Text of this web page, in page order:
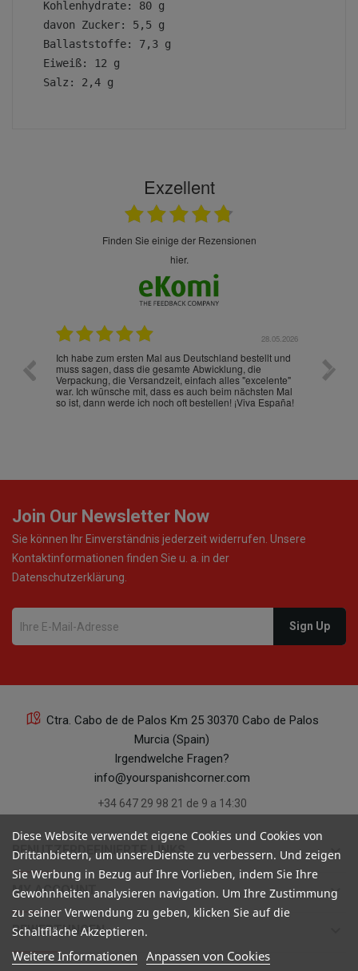
Kohlenhydrate: 80 g
davon Zucker: 5,5 g
Ballaststoffe: 7,3 g
Eiweiß: 12 g
Salz: 2,4 g
Exzellent
finden Sie einige der Rezensionen
hier.
28.05.2026
Ich habe zum ersten Mal aus Deutschland bestellt und
muss sagen, dass die gesamte Abwicklung, die
Verpackung, die Versandzeit, einfach alles "excelente"
war. Ich wünsche mit, dass es auch beim nächsten Mal
so ist, dann werde ich noch oft bestellen! ¡Viva España!
Die
gut
ist
Join Our Newsletter Now
Sie können Ihr Einverständnis jederzeit widerrufen. Unsere
Kontaktinformationen finden Sie u. a. in der
Datenschutzerklärung.
Ctra. Cabo de de Palos Km 25 30370 Cabo de Palos
Murcia (Spain)
Irgendwelche Fragen?
info@yourspanishcorner.com
+34 647 29 98 21 de 9 a 14:30
BENUTZERDEFINIERTE LINKS keyboard_arrow_down
MY ACCOUNT keyboard_arrow_down
BEWERTUNGEN
Diese Website verwendet eigene Cookies und Cookies von
Drittanbietern, um unsereDienste zu verbessern. Und zeigen
Sie Werbung in Bezug auf Ihre Vorlieben, indem Sie Ihre
Gewohnheiten analysieren navigation. Um Ihre Zustimmung
zu seiner Verwendung zu geben, klicken Sie auf die
Schaltfläche Akzeptieren.
Weitere Informationen Anpassen von Cookies